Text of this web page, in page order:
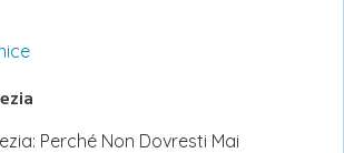
Perché Non Dovresti Mai